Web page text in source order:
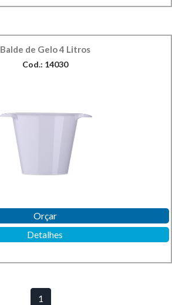
Balde de Gelo 4 Litros
Cod.: 14030
Orçar
Detalhes
1